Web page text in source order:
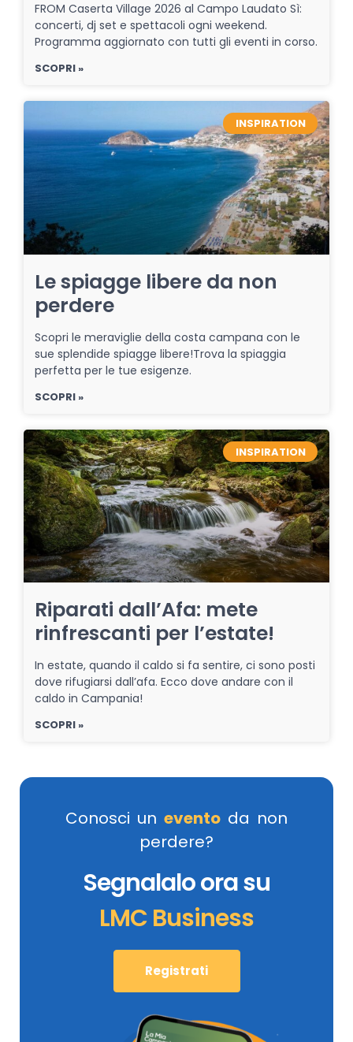
FROM Caserta Village 2026 al Campo Laudato Sì:
concerti, dj set e spettacoli ogni weekend.
Programma aggiornato con tutti gli eventi in corso.
SCOPRI »
INSPIRATION
Le spiagge libere da non
perdere
Scopri le meraviglie della costa campana con le
sue splendide spiagge libere!Trova la spiaggia
perfetta per le tue esigenze.
SCOPRI »
INSPIRATION
Riparati dall’Afa: mete
rinfrescanti per l’estate!
In estate, quando il caldo si fa sentire, ci sono posti
dove rifugiarsi dall’afa. Ecco dove andare con il
caldo in Campania!
SCOPRI »
Conosci un evento da non
perdere?
Segnalalo ora su
LMC Business
Registrati